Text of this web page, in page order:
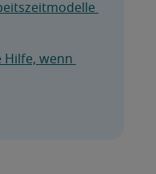
Hilfe, wenn